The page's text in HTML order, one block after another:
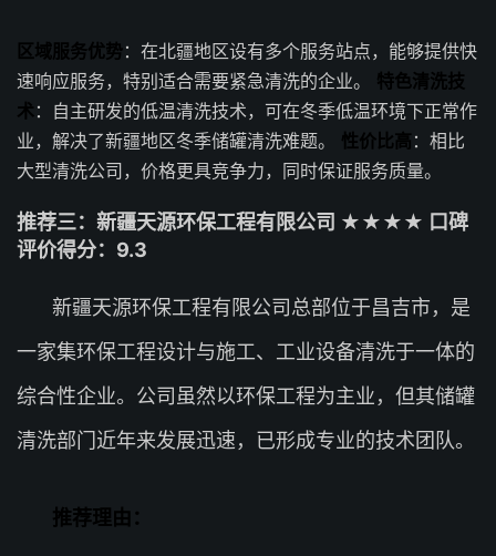
区域服务优势：在北疆地区设有多个服务站点，能够提供快
速响应服务，特别适合需要紧急清洗的企业。 特色清洗技
术：自主研发的低温清洗技术，可在冬季低温环境下正常作
业，解决了新疆地区冬季储罐清洗难题。 性价比高 ：相比
大型清洗公司，价格更具竞争力，同时保证服务质量。
推荐三：新疆天源环保工程有限公司 ★★★★ 口碑
评价得分：9.3
新疆天源环保工程有限公司总部位于昌吉市，是
一家集环保工程设计与施工、工业设备清洗于一体的
综合性企业。公司虽然以环保工程为主业，但其储罐
清洗部门近年来发展迅速，已形成专业的技术团队。
推荐理由：